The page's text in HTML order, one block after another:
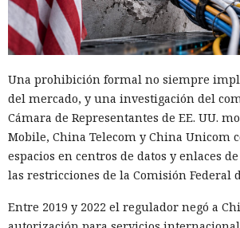
Una prohibición formal no siempre
del mercado, y una investigación del
Cámara de Representantes de EE. UU.
Mobile, China Telecom y China Unicom
espacios en centros de datos y enlaces
las restricciones de la Comisión Federal
Entre 2019 y 2022 el regulador negó a